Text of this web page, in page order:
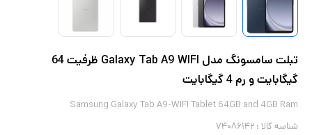
تبلت سامسونگ مدل Galaxy Tab A9 WIFI ظرفیت 64
گیگابایت و رم 4 گیگابایت
Samsung Galaxy Tab A9-WIFI Tablet 64GB and 4GB Ram
شناسه کالا : ۷۴۰۸۶۱۴۲